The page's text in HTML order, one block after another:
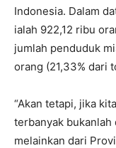
Indonesia. Dalam
ialah 922,12 ribu
jumlah penduduk
orang (21,33% dari
“Akan tetapi, jika
terbanyak bukanlah
melainkan dari